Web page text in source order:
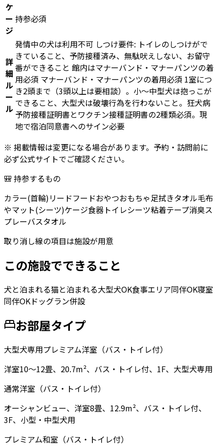
ケ
ー
ジ
持参必須
詳
細
ル
ー
ル
発情中の犬は利用不可 しつけ要件: トイレのしつけがで
きていること、予防接種済み、無駄吠えしない、お留守
番ができること 館内はマナーバンド・マナーパンツの着
用必須 マナーバンド・マナーパンツの着用必須 1室につ
き2頭まで（3頭以上は要相談）。小〜中型犬は抱っこが
できること、大型犬は破壊行為を行わないこと。狂犬病
予防接種証明書とワクチン接種証明書の2種類必須。現
地で宿泊同意書へのサイン必要
※ 掲載情報は変更になる場合があります。予約・訪問前に
必ず公式サイトでご確認ください。
🎒 持参するもの
カラー(首輪)リードフードおやつおもちゃ足拭きタオル毛布
やマット(シーツ)ケージ食器 トイレシーツ粘着テープ消臭ス
プレーバスタオル
取り消し線の項目は施設が用意
この施設でできること
犬と泊まれる猫と泊まれる大型犬OK食事エリア同伴OK寝室
同伴OKドッグラン併設
お部屋タイプ
大型犬専用プレミアム洋室（バス・トイレ付）
洋室10〜12畳、20.7m²、バス・トイレ付、1F、大型犬専用
通常洋室（バス・トイレ付）
オーシャンビュー、洋室8畳、12.9m²、バス・トイレ付、
3F、小型・中型犬用
プレミアム和室（バス・トイレ付）